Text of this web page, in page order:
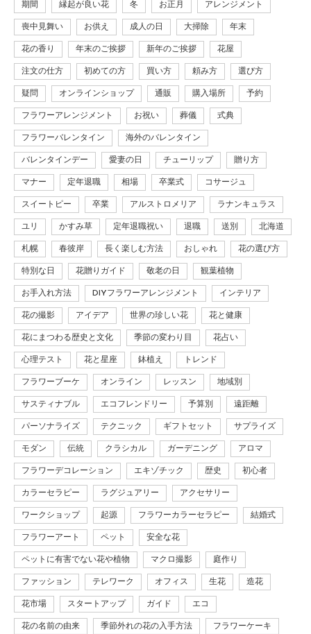
期間 縁起が良い花 冬 お正月 アレンジメント
喪中見舞い お供え 成人の日 大掃除 年末
花の香り 年末のご挨拶 新年のご挨拶 花屋
注文の仕方 初めての方 買い方 頼み方 選び方
疑問 オンラインショップ 通販 購入場所 予約
フラワーアレンジメント お祝い 葬儀 式典
フラワーバレンタイン 海外のバレンタイン
バレンタインデー 愛妻の日 チューリップ 贈り方
マナー 定年退職 相場 卒業式 コサージュ
スイートピー 卒業 アルストロメリア ラナンキュラス
ユリ かすみ草 定年退職祝い 退職 送別 北海道
札幌 春彼岸 長く楽しむ方法 おしゃれ 花の選び方
特別な日 花贈りガイド 敬老の日 観葉植物
お手入れ方法 DIYフラワーアレンジメント インテリア
花の撮影 アイデア 世界の珍しい花 花と健康
花にまつわる歴史と文化 季節の変わり目 花占い
心理テスト 花と星座 鉢植え トレンド
フラワーブーケ オンライン レッスン 地域別
サスティナブル エコフレンドリー 予算別 遠距離
パーソナライズ テクニック ギフトセット サプライズ
モダン 伝統 クラシカル ガーデニング アロマ
フラワーデコレーション エキゾチック 歴史 初心者
カラーセラピー ラグジュアリー アクセサリー
ワークショップ 起源 フラワーカラーセラピー 結婚式
フラワーアート ペット 安全な花
ペットに有害でない花や植物 マクロ撮影 庭作り
ファッション テレワーク オフィス 生花 造花
花市場 スタートアップ ガイド エコ
花の名前の由来 季節外れの花の入手方法 フラワーケーキ